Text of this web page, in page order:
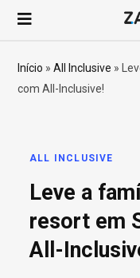
Início »All Inclusive »
com All-Inclusive!
ALL INCLUSIVE
Leve a
resort em
All-